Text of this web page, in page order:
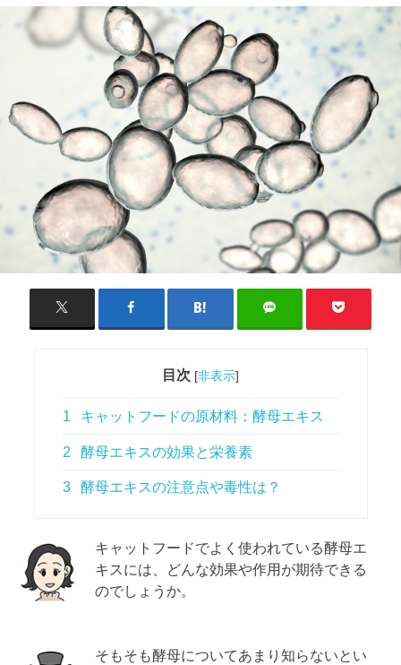
目次 [非表示]
1 キャットフードの原材料：酵母エキス
2 酵母エキスの効果と栄養素
3 酵母エキスの注意点や毒性は？
キャットフードでよく使われている酵母エ
キスには、どんな効果や作用が期待できる
のでしょうか。
そもそも酵母についてあまり知らないとい